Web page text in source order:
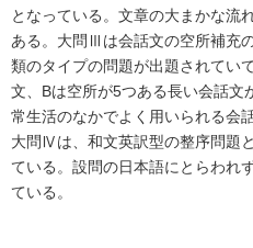
となっている。文章の大まかな流
ある。大問Ⅲは会話文の空所補充
類のタイプの問題が出題されてい
文、Bは空所が5つある長い会話文
常生活のなかでよく用いられる会
大問Ⅳは、和文英訳型の整序問題
ている。設問の日本語にとらわれ
ている。